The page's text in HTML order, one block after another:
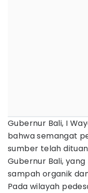
Gubernur Bali, I
bahwa semangat
sumber telah
Gubernur Bali,
sampah organik
Pada wilayah